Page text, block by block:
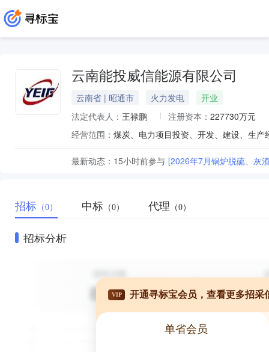
云南能投威信能源有限公司
云南省 | 昭通市 火力发电
开业
法定代表人： 王禄鹏 注册资本： 227730万元
经营范围：
最新动态： 15小时前参与 [2026年7月锅炉脱硫、灰
招标 （0） 中标 （0） 代理 （0）
招标分析
VIP 开通寻标宝会员，查看更多招采
单省会员